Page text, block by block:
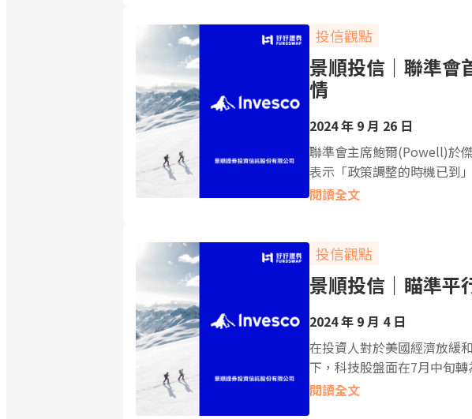
投信觀點
景順投信｜聯準會
情
2024 年 9 月 26 日
聯準會主席鮑爾(Powell)於
表示「政策調整的時機已到
閱讀全文
投信觀點
景順投信｜瞄準平
2024 年 9 月 4 日
在投資人對於美國經濟放緩
下，科技股盤面在7月中旬
閱讀全文